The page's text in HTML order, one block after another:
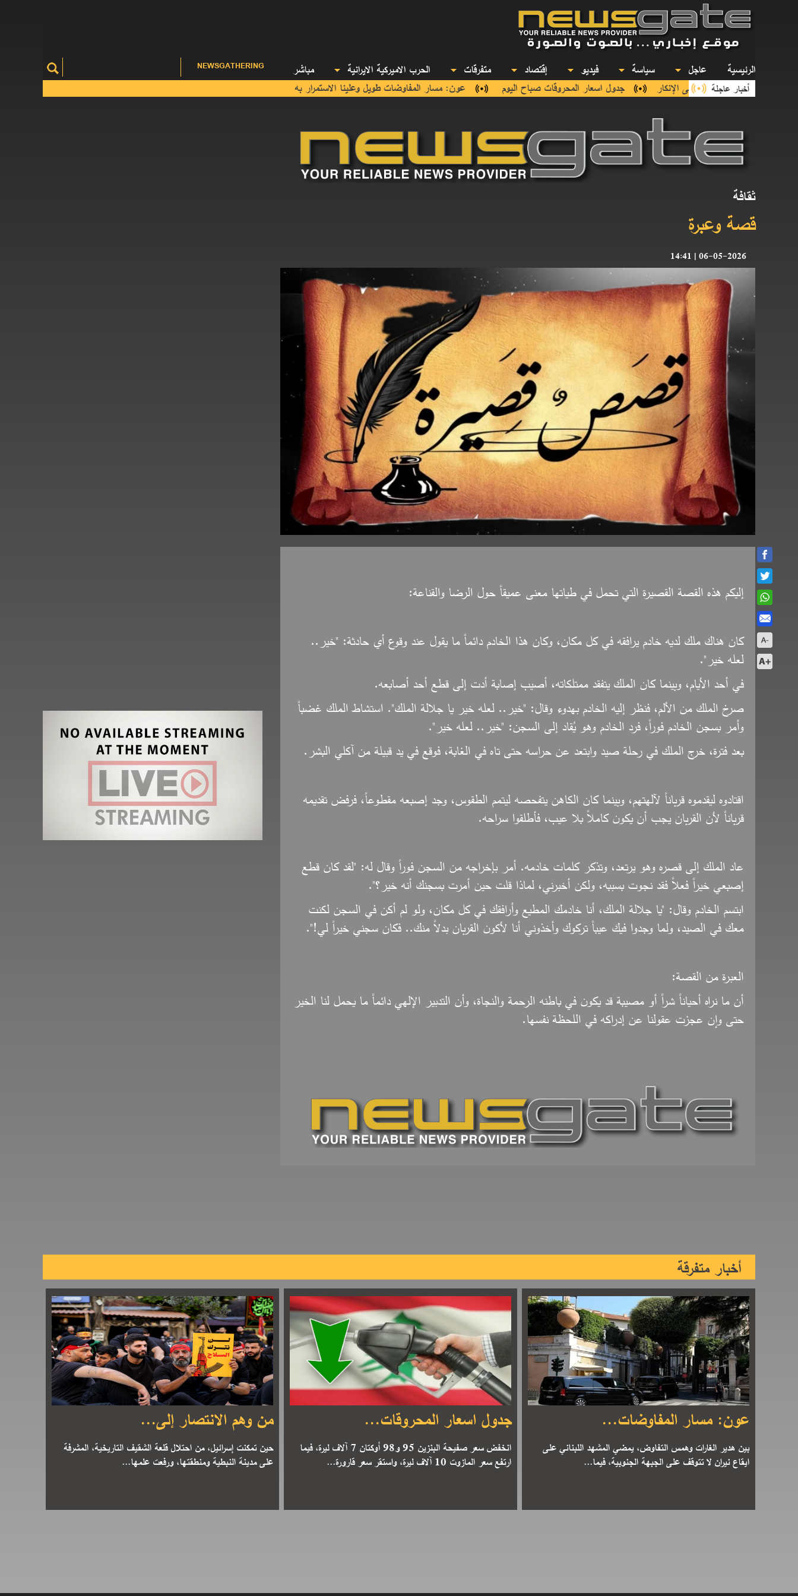
NEWSGATHERING الرئيسية عاجل سياسة فيديو إقتصاد متفرقات الحرب الاميركية الايرانية مباشر
أخبار عاجلة
الانتصار إلى الإصرار على الإنكار جدول اسعار المحروقات صباح اليوم عون: مسار المفاوضات طويل وعلينا الاستمرار به
ثقافة
قصة وعبرة
06-05-2026 | 14:41
إليكم هذه القصة القصيرة التي تحمل في طياتها معنى عميقاً حول الرضا والقناعة:
كان هناك ملك لديه خادم يرافقه في كل مكان، وكان هذا الخادم دائماً ما يقول عند وقوع أي حادثة: "خير..
لعله خير".
في أحد الأيام، وبينما كان الملك يتفقد ممتلكاته، أصيب إصابة أدت إلى قطع أحد أصابعه.
صرخ الملك من الألم، فنظر إليه الخادم بهدوء وقال: "خير.. لعله خير يا جلالة الملك". استشاط الملك غضباً
وأمر بسجن الخادم فوراً، فرد الخادم وهو يُقاد إلى السجن: "خير.. لعله خير".
بعد فترة، خرج الملك في رحلة صيد وابتعد عن حراسه حتى تاه في الغابة، فوقع في يد قبيلة من آكلي البشر.
اقتادوه ليقدموه قرباناً لآلهتهم، وبينما كان الكاهن يتفحصه ليتمم الطقوس، وجد إصبعه مقطوعاً، فرفض تقديمه
قرباناً لأن القربان يجب أن يكون كاملاً بلا عيب، فأطلقوا سراحه.
عاد الملك إلى قصره وهو يرتعد، وتذكر كلمات خادمه. أمر بإخراجه من السجن فوراً وقال له: "لقد كان قطع
إصبعي خيراً فعلاً فقد نجوت بسببه، ولكن أخبرني، لماذا قلت حين أمرت بسجنك أنه خير؟".
ابتسم الخادم وقال: "يا جلالة الملك، أنا خادمك المطيع وأرافقك في كل مكان، ولو لم أكن في السجن لكنت
معك في الصيد، ولما وجدوا فيك عيباً تركوك وأخذوني أنا لأكون القربان بدلاً منك.. فكان سجني خيراً لي!".
العبرة من القصة:
أن ما نراه أحياناً شراً أو مصيبة قد يكون في باطنه الرحمة والنجاة، وأن التدبير الإلهي دائماً ما يحمل لنا الخير
حتى وإن عجزت عقولنا عن إدراكه في اللحظة نفسها.
أخبار متفرقة
عون: مسار المفاوضات...
بين هدير الغارات وهمس التفاوض، يمضي المشهد اللبناني على
ايقاع نيران لا تتوقف على الجبهة الجنوبية، فيما...
جدول اسعار المحروقات...
انخفض سعر صفيحة البنزين 95 و98 أوكتان 7 آلاف ليرة، فيما
ارتفع سعر المازوت 10 آلاف ليرة، واستقر سعر قارورة...
من وهم الانتصار إلى...
حين تمكنت إسرائيل، من احتلال قلعة الشقيف التاريخية، المشرفة
على مدينة النبطية ومنطقتها، ورفعت علمها...